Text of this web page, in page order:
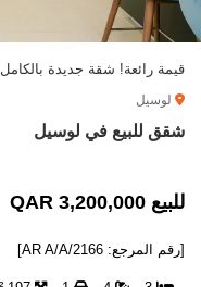
قيمة رائعة! شقة جديدة بالكامل 3 غرف نوم + غرفة خادمة مع خطة تقسيط!
لوسيل
شقق للبيع في لوسيل
للبيع 3,200,000 QAR
[رقم المرجع: AR A/A/2166]